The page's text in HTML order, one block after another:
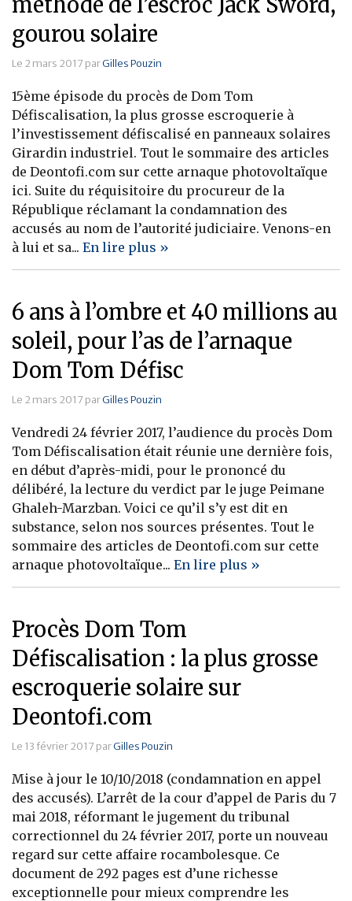
gourou solaire
Le 2 mars 2017 parGilles Pouzin
15ème épisode du procès de Dom Tom
Défiscalisation, la plus grosse escroquerie à
l’investissement défiscalisé en panneaux solaires
Girardin industriel. Tout le sommaire des articles
de Deontofi.com sur cette arnaque photovoltaïque
ici. Suite du réquisitoire du procureur de la
République réclamant la condamnation des
accusés au nom de l’autorité judiciaire. Venons-en
à lui et sa... En lire plus »
6 ans à l’ombre et 40 millions au
soleil, pour l’as de l’arnaque
Dom Tom Défisc
Le 2 mars 2017 parGilles Pouzin
Vendredi 24 février 2017, l’audience du procès Dom
Tom Défiscalisation était réunie une dernière fois,
en début d’après-midi, pour le prononcé du
délibéré, la lecture du verdict par le juge Peimane
Ghaleh-Marzban. Voici ce qu’il s’y est dit en
substance, selon nos sources présentes. Tout le
sommaire des articles de Deontofi.com sur cette
arnaque photovoltaïque... En lire plus »
Procès Dom Tom
Défiscalisation : la plus grosse
escroquerie solaire sur
Deontofi.com
Le 13 février 2017 parGilles Pouzin
Mise à jour le 10/10/2018 (condamnation en appel
des accusés). L’arrêt de la cour d’appel de Paris du 7
mai 2018, réformant le jugement du tribunal
correctionnel du 24 février 2017, porte un nouveau
regard sur cette affaire rocambolesque. Ce
document de 292 pages est d’une richesse
exceptionnelle pour mieux comprendre les